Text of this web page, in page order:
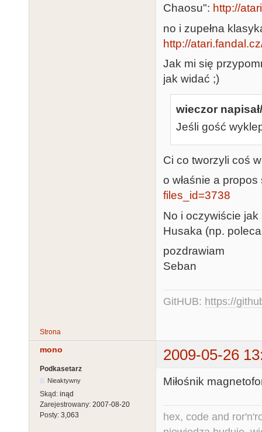
Chaosu": http://
no i zupełna
http://
Jak mi się
jak widać ;)
wieczor
Jeśli gość
Ci co tworzyli coś
o właśnie a
files_id=3738
No i oczywiście
Husaka (np.
pozdrawiam
Seban
GitHUB: https://
Strona
mono 2009-05-26
Podkasetarz
Nieaktywny
Skąd: inąd
Zarejestrowany: 2007-08-20
Posty: 3,063
Miłośnik
hex, code and